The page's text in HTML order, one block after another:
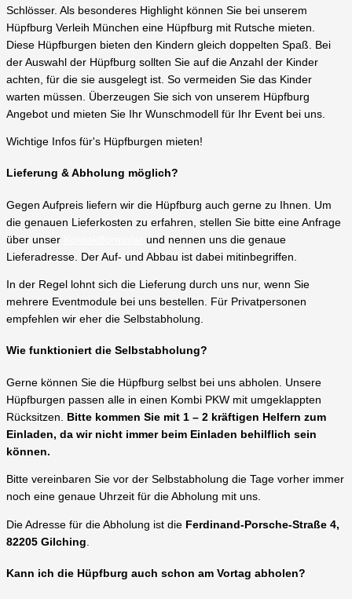
Schlösser. Als besonderes Highlight können Sie bei unserem
Hüpfburg Verleih München eine Hüpfburg mit Rutsche mieten.
Diese Hüpfburgen bieten den Kindern gleich doppelten Spaß. Bei
der Auswahl der Hüpfburg sollten Sie auf die Anzahl der Kinder
achten, für die sie ausgelegt ist. So vermeiden Sie das Kinder
warten müssen. Überzeugen Sie sich von unserem Hüpfburg
Angebot und mieten Sie Ihr Wunschmodell für Ihr Event bei uns.
Wichtige Infos für's Hüpfburgen mieten!
Lieferung & Abholung möglich?
Gegen Aufpreis liefern wir die Hüpfburg auch gerne zu Ihnen. Um
die genauen Lieferkosten zu erfahren, stellen Sie bitte eine Anfrage
über unser
und nennen uns die genaue
Lieferadresse. Der Auf- und Abbau ist dabei mitinbegriffen.
In der Regel lohnt sich die Lieferung durch uns nur, wenn Sie
mehrere Eventmodule bei uns bestellen. Für Privatpersonen
empfehlen wir eher die Selbstabholung.
Wie funktioniert die Selbstabholung?
Gerne können Sie die Hüpfburg selbst bei uns abholen. Unsere
Hüpfburgen passen alle in einen Kombi PKW mit umgeklappten
Rücksitzen. Bitte kommen Sie mit 1 – 2 kräftigen Helfern zum
Einladen, da wir nicht immer beim Einladen behilflich sein
können.
Bitte vereinbaren Sie vor der Selbstabholung die Tage vorher immer
noch eine genaue Uhrzeit für die Abholung mit uns.
Die Adresse für die Abholung ist die Ferdinand-Porsche-Straße 4,
82205 Gilching.
Kann ich die Hüpfburg auch schon am Vortag abholen?